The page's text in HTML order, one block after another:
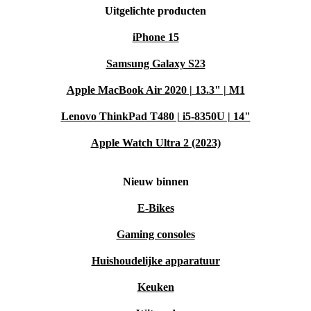
Uitgelichte producten
iPhone 15
Samsung Galaxy S23
Apple MacBook Air 2020 | 13.3" | M1
Lenovo ThinkPad T480 | i5-8350U | 14"
Apple Watch Ultra 2 (2023)
Nieuw binnen
E-Bikes
Gaming consoles
Huishoudelijke apparatuur
Keuken